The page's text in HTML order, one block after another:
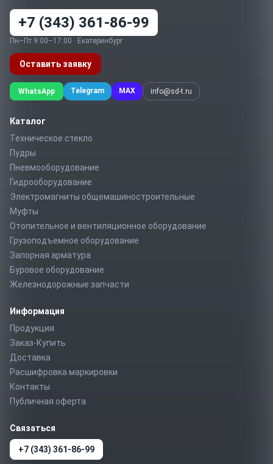
+7 (343) 361-86-99
Пн–Пт 9:00–17:00 · Екатеринбург
Оставить заявку
WhatsApp Telegram MAX info@sd-t.ru
Каталог
Техническое стекло
Пудры
Пневмооборудование
Гидрооборудование
Электромагниты общемашиностроительные
Муфты
Отопительное и вентиляционное оборудование
Грузоподъемное оборудование
Запорная арматура
Буровое оборудование
Железнодорожные запчасти
Информация
Продукция
Заказ-Купить
Доставка
Расшифровка маркировки
Контакты
Публичная оферта
Связаться
+7 (343) 361-86-99